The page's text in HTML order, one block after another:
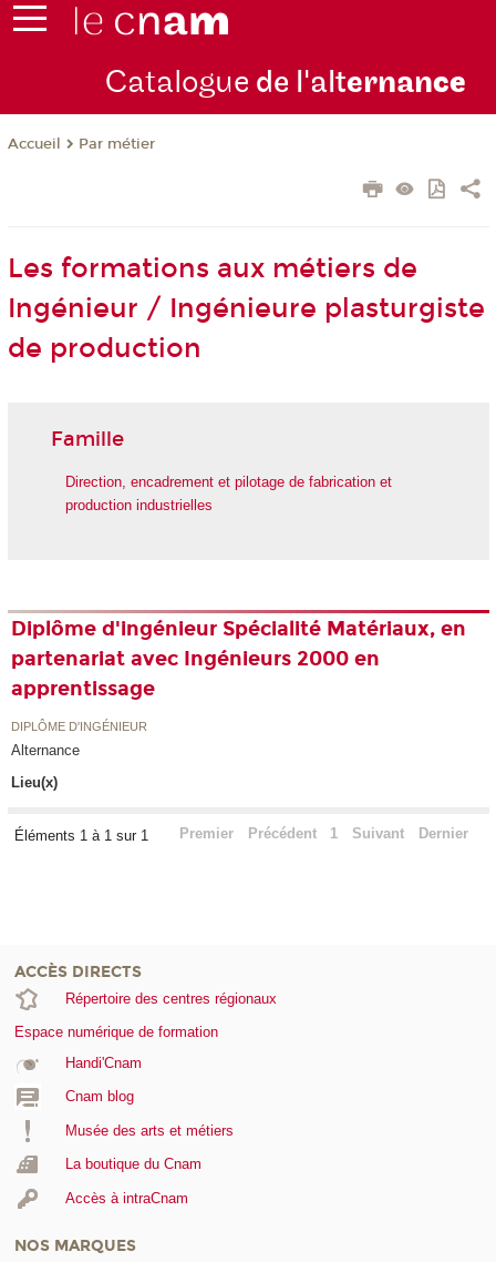
Catalogue de l'alternance
Accueil Par métier
Les formations aux métiers de
Ingénieur / Ingénieure plasturgiste
de production
Famille
Direction, encadrement et pilotage de fabrication et
production industrielles
Diplôme d'ingénieur Spécialité Matériaux, en
partenariat avec Ingénieurs 2000 en
apprentissage
DIPLÔME D'INGÉNIEUR
Alternance
Lieu(x)
Éléments 1 à 1 sur 1 Premier Précédent 1 Suivant Dernier
ACCÈS DIRECTS
Répertoire des centres régionaux
Espace numérique de formation
Handi'Cnam
Cnam blog
Musée des arts et métiers
La boutique du Cnam
Accès à intraCnam
NOS MARQUES